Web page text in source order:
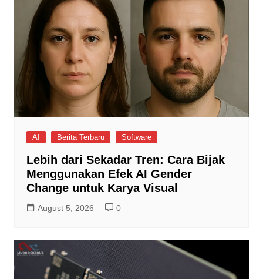
AI Berita Terbaru Software
Lebih dari Sekadar Tren: Cara Bijak
Menggunakan Efek AI Gender
Change untuk Karya Visual
August 5, 2026 0